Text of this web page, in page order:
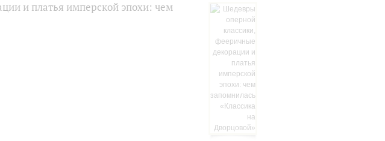
и платья имперской эпохи: чем